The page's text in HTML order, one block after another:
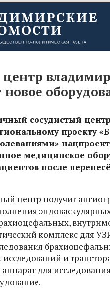
центр
сосудистый
проекту
медицинское
после
центр получит
комплекс для
и
для